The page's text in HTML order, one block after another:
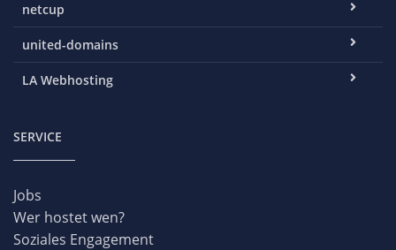
netcup
united-domains
LA Webhosting
SERVICE
Jobs
Wer hostet wen?
Soziales Engagement